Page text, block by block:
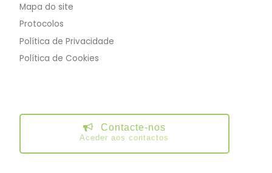
Mapa do site
Protocolos
Política de Privacidade
Política de Cookies
Contacte-nos
Aceder aos contactos